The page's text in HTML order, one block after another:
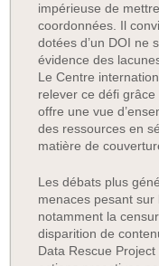
impérieuse de
coordonnées. Il
dotées d’un DOI ne
évidence des
Le Centre
relever ce défi
offre une vue
des ressources en
matière de
Les débats plus
menaces pesant sur
notamment la
disparition de
Data Rescue